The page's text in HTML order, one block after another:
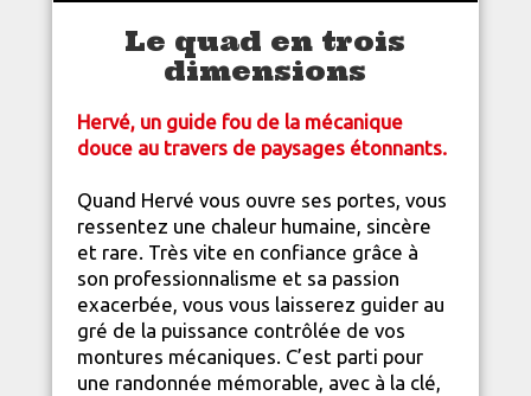
Le quad en trois
dimensions
Hervé, un guide fou de la mécanique
douce au travers de paysages étonnants.
Quand Hervé vous ouvre ses portes, vous
ressentez une chaleur humaine, sincère
et rare. Très vite en confiance grâce à
son professionnalisme et sa passion
exacerbée, vous vous laisserez guider au
gré de la puissance contrôlée de vos
montures mécaniques. C’est parti pour
une randonnée mémorable, avec à la clé,